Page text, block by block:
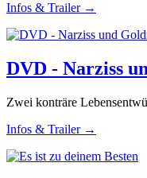
Infos & Trailer →
DVD - Narziss
Zwei konträre
Infos & Trailer →